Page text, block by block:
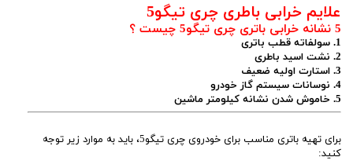
علایم خرابی باطری چری تیگو5
5 نشانه خرابی باتری چری تیگو5 چیست ؟
1. سولفاته قطب باتری
2. نشت اسید باطری
3. استارت اولیه ضعیف
4. نوسانات سیستم گاز خودرو
5. خاموش شدن نشانه کیلومتر ماشین
برای تهیه باتری مناسب برای خودروی چری تیگو5، باید به موارد زیر توجه
کنید: